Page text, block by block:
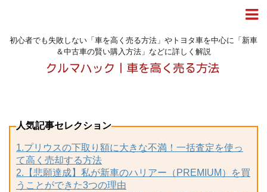
初心者でも失敗しない「車を高く売る方法」やトヨタ車を中心に「新車
＆中古車の賢い購入方法」などに詳しく解説
人気記事セレクション
1.プリウスの下取り額に大きな不満！一括査定を使っ
て高く売却する方法
2.【悲願達成】私が新車のハリアー（PREMIUM）を買
うことができた3つの理由